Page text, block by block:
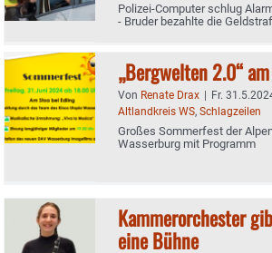
Polizei-Computer schlug
- Bruder bezahlte die
„Bergwelten 2.0“
Von Renate Drax | Fr.
Altlandkreis WS, Schlagzeilen
Großes Sommerfest der
Wasserburg mit Programm
Kammerorchester
eine Bühne